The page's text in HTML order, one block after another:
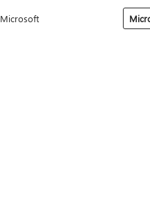
Microsoft بالكامل